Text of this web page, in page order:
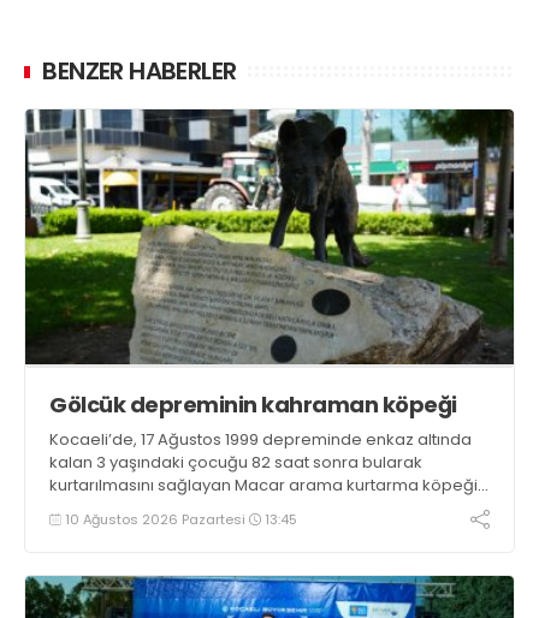
BENZER HABERLER
Gölcük depreminin kahraman köpeği
Kocaeli’de, 17 Ağustos 1999 depreminde enkaz altında
kalan 3 yaşındaki çocuğu 82 saat sonra bularak
kurtarılmasını sağlayan Macar arama kurtarma köpeği
Mancs’ın İzmit’teki anıtı, Türk-Macar dostluğunun
nişanesi olarak varlığını sürdürüyor
10 Ağustos 2026 Pazartesi 13:45